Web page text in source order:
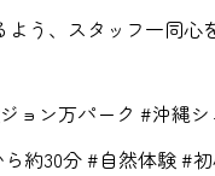
う、スタッフ一同心
ョン万パーク #沖縄
約30分 #自然体験 #